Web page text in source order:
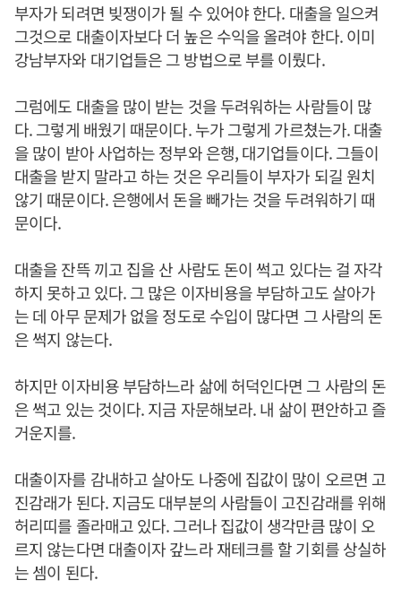
부자가 되려면 빚쟁이가 될 수 있어야 한다. 대출을 일으켜
그것으로 대출이자보다 더 높은 수익을 올려야 한다. 이미
강남부자와 대기업들은 그 방법으로 부를 이뤘다.
그럼에도 대출을 많이 받는 것을 두려워하는 사람들이 많
다. 그렇게 배웠기 때문이다. 누가 그렇게 가르쳤는가. 대출
을 많이 받아 사업하는 정부와 은행, 대기업들이다. 그들이
대출을 받지 말라고 하는 것은 우리들이 부자가 되길 원치
않기 때문이다. 은행에서 돈을 빼가는 것을 두려워하기 때
문이다.
대출을 잔뜩 끼고 집을 산 사람도 돈이 썩고 있다는 걸 자각
하지 못하고 있다. 그 많은 이자비용을 부담하고도 살아가
는 데 아무 문제가 없을 정도로 수입이 많다면 그 사람의 돈
은 썩지 않는다.
하지만 이자비용 부담하느라 삶에 허덕인다면 그 사람의 돈
은 썩고 있는 것이다. 지금 자문해보라. 내 삶이 편안하고 즐
거운지를.
대출이자를 감내하고 살아도 나중에 집값이 많이 오르면 고
진감래가 된다. 지금도 대부분의 사람들이 고진감래를 위해
허리띠를 졸라매고 있다. 그러나 집값이 생각만큼 많이 오
르지 않는다면 대출이자 갚느라 재테크를 할 기회를 상실하
는 셈이 된다.